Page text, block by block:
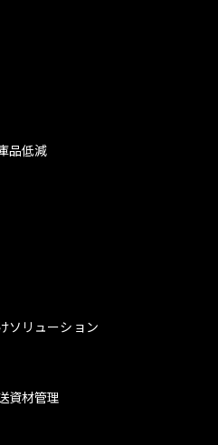
品低減
ソリューション
資材管理